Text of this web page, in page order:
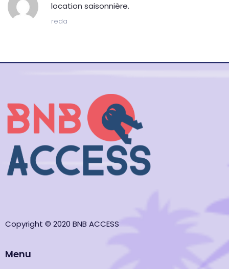
location saisonnière.
reda
Copyright © 2020 BNB ACCESS
Menu